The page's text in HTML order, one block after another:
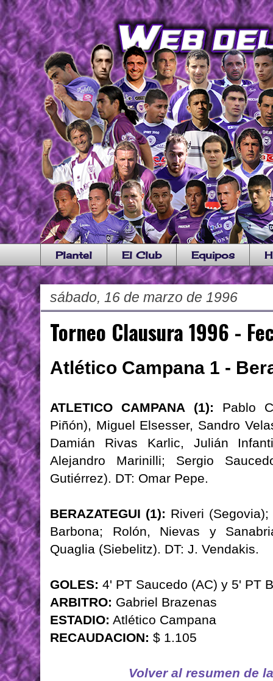
Plantel El Club Equipos
sábado, 16 de marzo de 1996
Torneo Clausura 1996 -
Atlético Campana 1 -
ATLETICO CAMPANA (1): Pablo
Piñón), Miguel Elsesser, Sandro
Damián Rivas Karlic, Julián
Alejandro Marinilli; Sergio
Gutiérrez). DT: Omar Pepe.
BERAZATEGUI (1): Riveri
Barbona; Rolón, Nievas y
Quaglia (Siebelitz). DT: J. Vendakis.
GOLES: 4' PT Saucedo (AC) y 5' PT
ARBITRO: Gabriel Brazenas
ESTADIO: Atlético Campana
RECAUDACION: $ 1.105
Volver al resumen de